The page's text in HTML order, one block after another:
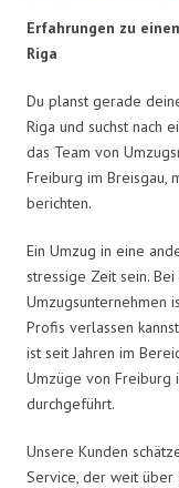
Erfahrungen zu
Riga
Du planst gerade
Riga und suchst nach
das Team von
Freiburg im Breisgau,
berichten.
Ein Umzug in eine
stressige Zeit sein.
Umzugsunternehmen
Profis verlassen
ist seit Jahren im
Umzüge von Freiburg
durchgeführt.
Unsere Kunden
Service, der weit über